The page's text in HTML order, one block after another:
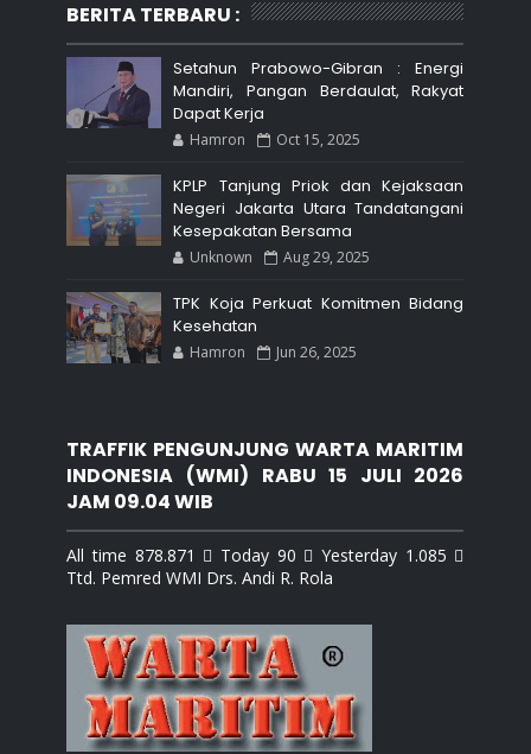
BERITA TERBARU :
Setahun Prabowo-Gibran : Energi
Mandiri, Pangan Berdaulat, Rakyat
Dapat Kerja
Hamron Oct 15, 2025
KPLP Tanjung Priok dan Kejaksaan
Negeri Jakarta Utara Tandatangani
Kesepakatan Bersama
Unknown Aug 29, 2025
TPK Koja Perkuat Komitmen Bidang
Kesehatan
Hamron Jun 26, 2025
TRAFFIK PENGUNJUNG WARTA MARITIM
INDONESIA (WMI) RABU 15 JULI 2026
JAM 09.04 WIB
All time 878.871  Today 90  Yesterday 1.085 
Ttd. Pemred WMI Drs. Andi R. Rola